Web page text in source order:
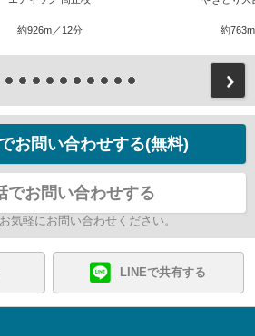
約926m／12分 約
お問い合わせする(無料)
でお問い合わせする
気軽にお問い合わせください。
LINEで共有する